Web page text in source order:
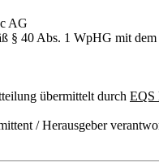
AG
§ 40 Abs. 1 WpHG mit
übermittelt durch EQS
/ Herausgeber